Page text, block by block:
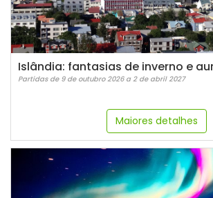
Islândia: fantasias de inverno e
Partidas de 9 de outubro 2026 a 2 de abril 2027
Maiores detalhes